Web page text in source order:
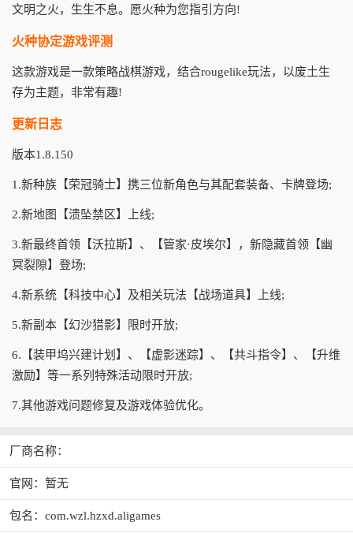
文明之火，生生不息。愿火种为您指引方向!
火种协定游戏评测
这款游戏是一款策略战棋游戏，结合rougelike玩法，以废土生
存为主题，非常有趣!
更新日志
版本1.8.150
1.新种族【荣冠骑士】携三位新角色与其配套装备、卡牌登场;
2.新地图【溃坠禁区】上线;
3.新最终首领【沃拉斯】、【管家·皮埃尔】，新隐藏首领【幽
冥裂隙】登场;
4.新系统【科技中心】及相关玩法【战场道具】上线;
5.新副本【幻沙猎影】限时开放;
6.【装甲坞兴建计划】、【虚影迷踪】、【共斗指令】、【升维
激励】等一系列特殊活动限时开放;
7.其他游戏问题修复及游戏体验优化。
厂商名称：
官网：暂无
包名：com.wzl.hzxd.aligames